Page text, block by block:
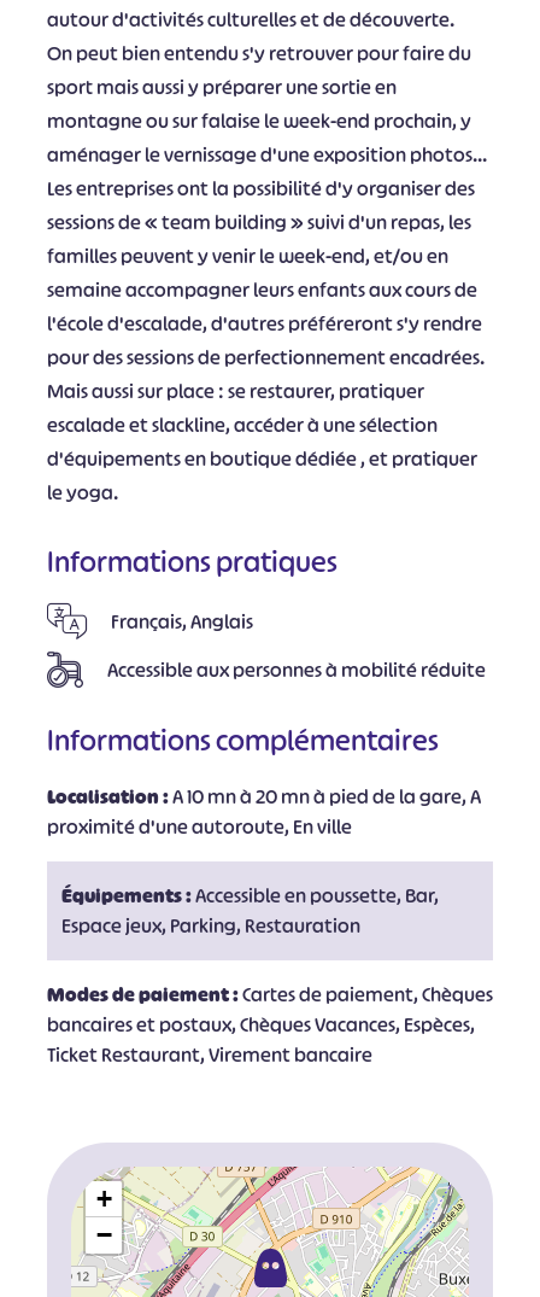
autour d'activités culturelles et de découverte.
On peut bien entendu s'y retrouver pour faire du
sport mais aussi y préparer une sortie en
montagne ou sur falaise le week-end prochain, y
aménager le vernissage d'une exposition photos...
Les entreprises ont la possibilité d'y organiser des
sessions de « team building » suivi d'un repas, les
familles peuvent y venir le week-end, et/ou en
semaine accompagner leurs enfants aux cours de
l'école d'escalade, d'autres préféreront s'y rendre
pour des sessions de perfectionnement encadrées.
Mais aussi sur place : se restaurer, pratiquer
escalade et slackline, accéder à une sélection
d'équipements en boutique dédiée , et pratiquer
le yoga.
Informations pratiques
Français, Anglais
Accessible aux personnes à mobilité réduite
Informations complémentaires
Localisation :A 10 mn à 20 mn à pied de la gare, A
proximité d'une autoroute, En ville
Équipements :Accessible en poussette, Bar,
Espace jeux, Parking, Restauration
Modes de paiement :Cartes de paiement, Chèques
bancaires et postaux, Chèques Vacances, Espèces,
Ticket Restaurant, Virement bancaire
+
−